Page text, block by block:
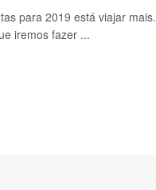
para 2019 está viajar mais.
iremos fazer ...